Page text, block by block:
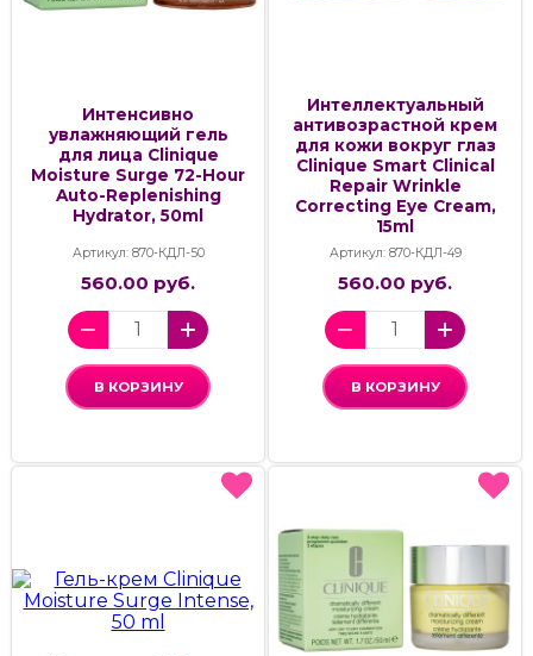
Интенсивно
увлажняющий гель
для лица Clinique
Moisture Surge 72-Hour
Auto-Replenishing
Hydrator, 50ml
Артикул: 870-КДЛ-50
560.00 руб.
В КОРЗИНУ
Интеллектуальный
антивозрастной крем
для кожи вокруг глаз
Clinique Smart Clinical
Repair Wrinkle
Correcting Eye Cream,
15ml
Артикул: 870-КДЛ-49
560.00 руб.
В КОРЗИНУ